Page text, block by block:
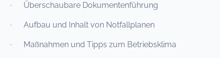
· Überschaubare Dokumentenführung
· Aufbau und Inhalt von Notfallplanen
· Maßnahmen und Tipps zum Betriebsklima